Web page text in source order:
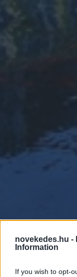
novekedes.hu -
Information
If you wish to opt-